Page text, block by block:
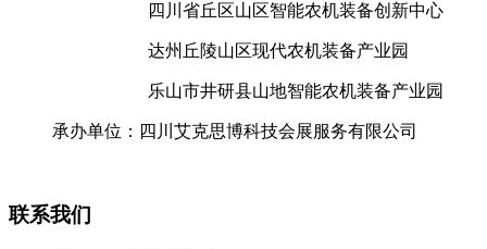
四川省丘区山区智能农机装备创新中心
达州丘陵山区现代农机装备产业园
乐山市井研县山地智能农机装备产业园
承办单位：四川艾克思博科技会展服务有限公司
联系我们